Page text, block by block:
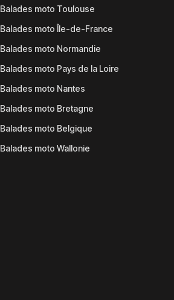
Balades moto Toulouse
Balades moto Île-de-France
Balades moto Normandie
Balades moto Pays de la Loire
Balades moto Nantes
Balades moto Bretagne
Balades moto Belgique
Balades moto Wallonie